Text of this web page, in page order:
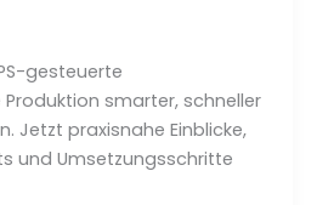
gesteuerte
Produktion smarter, schneller
Jetzt praxisnahe Einblicke,
und Umsetzungsschritte